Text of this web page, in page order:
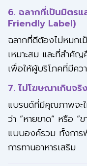
6. ฉลากที่เป็นมิตร
Friendly Label)
ฉลากที่ดีต้องไม่หมก
เหมาะสม และที่สำคั
เพื่อให้ผู้บริโภคที่มีคว
7. ไม่โฆษณาเกินจ
แบรนด์ที่มีคุณภาพจะ
ว่า “หายขาด” หรือ “
แบบองค์รวม ทั้งกา
การทานอาหารเสริม